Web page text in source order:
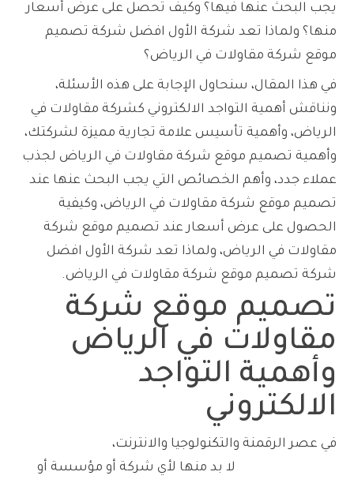
يجب البحث عنها فيها؟ وكيف تحصل على عرض أسعار
منها؟ ولماذا تعد شركة الأول افضل شركة تصميم
موقع شركة مقاولات في الرياض؟
في هذا المقال، سنحاول الإجابة على هذه الأسئلة،
ونناقش أهمية التواجد الالكتروني كشركة مقاولات في
الرياض، وأهمية تأسيس علامة تجارية مميزة لشركتك،
وأهمية تصميم موقع شركة مقاولات في الرياض لجذب
عملاء جدد، وأهم الخصائص التي يجب البحث عنها عند
تصميم موقع شركة مقاولات في الرياض، وكيفية
الحصول على عرض أسعار عند تصميم موقع شركة
مقاولات في الرياض، ولماذا تعد شركة الأول افضل
شركة تصميم موقع شركة مقاولات في الرياض.
تصميم موقع شركة
مقاولات في الرياض
وأهمية التواجد
الالكتروني
في عصر الرقمنة والتكنولوجيا والانترنت،
لا بد منها لأي شركة أو مؤسسة أو